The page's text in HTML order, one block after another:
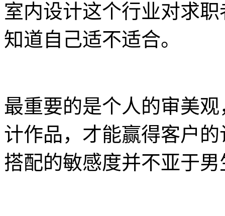
室内设计这个行业对求
知道自己适不适合。
最重要的是个人的审美
计作品，才能赢得客户
搭配的敏感度并不亚于男